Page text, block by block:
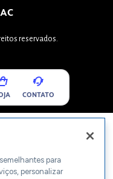
reservados.
CONTATO
para
personalizar